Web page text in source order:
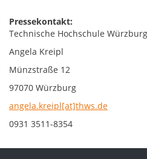
Pressekontakt:
Technische Hochschule
Angela Kreipl
Münzstraße 12
97070 Würzburg
angela.kreipl[at]thws.de
0931 3511-8354